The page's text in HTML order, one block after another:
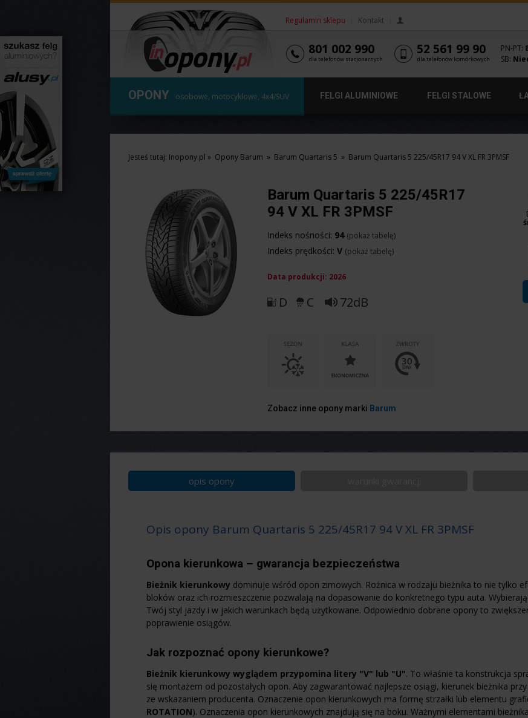
Regulamin sklepu Kontakt
801 002 990
dla telefonów stacjonarnych
52 561 99 90
dla telefonów komórkowych
PN-PT:
SB:
OPONY osobowe, motocyklowe, 4x4/SUV FELGI ALUMINIOWE FELGI STALOWE
Jesteś tutaj: Inopony.pl » Opony Barum » Barum Quartaris 5 » Barum Quartaris 5 225/45R17 94 V XL FR 3PMSF
Barum Quartaris 5 225/45R17
94 V XL FR 3PMSF
Indeks nośności: 94 (pokaż tabelę)
Indeks prędkości: V (pokaż tabelę)
Data produkcji: 2026
D C 72dB
Zobacz inne opony marki Barum
opis opony
Opis opony Barum Quartaris 5 225/45R17 94 V XL FR 3PMSF
Opona kierunkowa – gwarancja bezpieczeństwa
Bieżnik kierunkowy dominuje wśród opon zimowych. Rożnica w rodzaju bieżnika to nie tylko
bloków oraz ich rozmieszczenie pozwalają na dopasowanie do konkretnego typu auta.
Twój styl jazdy i w jakich warunkach będą użytkowane. Odpowiednio dobrane opony to
poprawienie osiągów.
Jak rozpoznać opony kierunkowe?
Bieżnik kierunkowy wyglądem przypomina litery "V" lub "U". To właśnie ta konstrukcja
się montażem od pozostałych opon. Aby zagwarantować najlepsze osiągi, kierunek bieżnika
ze wskazaniem producenta. Oznaczenie opon kierunkowych ma formę strzałki lub elementu
ROTATION). Oznaczenia opon kierunkowych znajdują się na boku. Ważnymi elementami